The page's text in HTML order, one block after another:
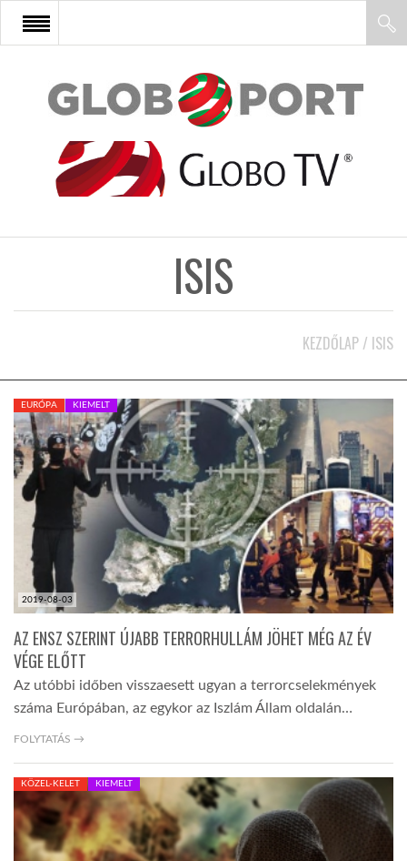
FŐOLDAL
AFRIKA
KÖZEL-KELET
AUSZTRÁLIA
A VILÁG ITTHON
GLOBOTV BP
HÍR3D
TROPICALMAGAZIN
ISIS
KEZDŐLAP / ISIS
2019-08-03
EURÓPA KIEMELT
AZ ENSZ SZERINT ÚJABB TERRORHULLÁM JÖHET MÉG AZ ÉV
VÉGE ELŐTT
Az utóbbi időben visszaesett ugyan a terrorcselekmények
száma Európában, az egykor az Iszlám Állam oldalán…
FOLYTATÁS →
KÖZEL-KELET KIEMELT